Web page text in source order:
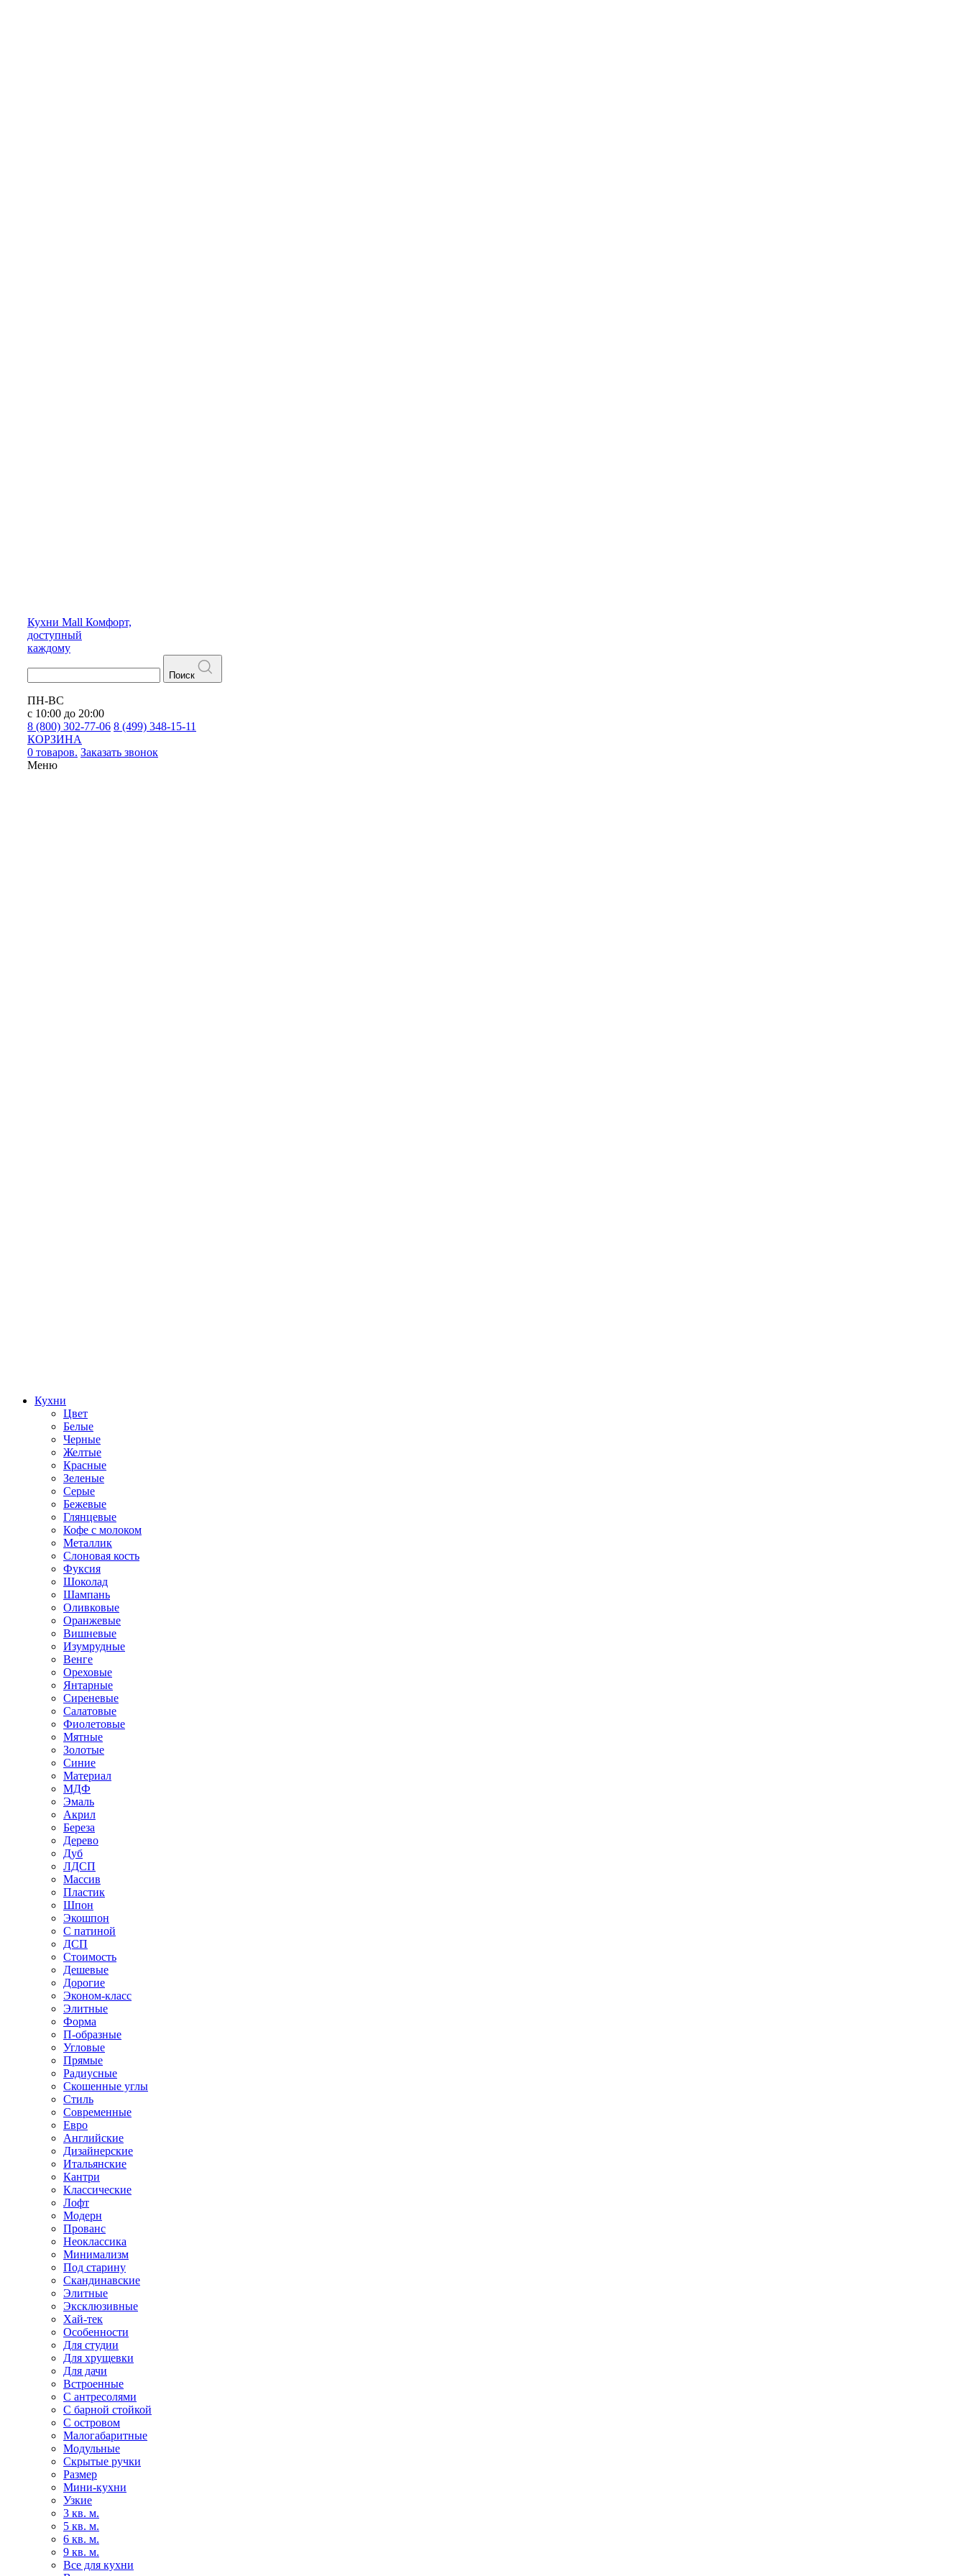
Кухни Mall Комфорт,
доступный
каждому
Поиск
ПН-ВС
с 10:00 до 20:00
8 (800) 302-77-06 8 (499) 348-15-11
КОРЗИНА
0 товаров. Заказать звонок
Меню
Кухни
Цвет
Белые
Черные
Желтые
Красные
Зеленые
Серые
Бежевые
Глянцевые
Кофе с молоком
Металлик
Слоновая кость
Фуксия
Шоколад
Шампань
Оливковые
Оранжевые
Вишневые
Изумрудные
Венге
Ореховые
Янтарные
Сиреневые
Салатовые
Фиолетовые
Мятные
Золотые
Синие
Материал
МДФ
Эмаль
Акрил
Береза
Дерево
Дуб
ЛДСП
Массив
Пластик
Шпон
Экошпон
С патиной
ДСП
Стоимость
Дешевые
Дорогие
Эконом-класс
Элитные
Форма
П-образные
Угловые
Прямые
Радиусные
Скошенные углы
Стиль
Современные
Евро
Английские
Дизайнерские
Итальянские
Кантри
Классические
Лофт
Модерн
Прованс
Неоклассика
Минимализм
Под старину
Скандинавские
Элитные
Эксклюзивные
Хай-тек
Особенности
Для студии
Для хрущевки
Для дачи
Встроенные
С антресолями
С барной стойкой
С островом
Малогабаритные
Модульные
Скрытые ручки
Размер
Мини-кухни
Узкие
3 кв. м.
5 кв. м.
6 кв. м.
9 кв. м.
Все для кухни